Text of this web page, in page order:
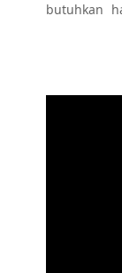
butuhkan